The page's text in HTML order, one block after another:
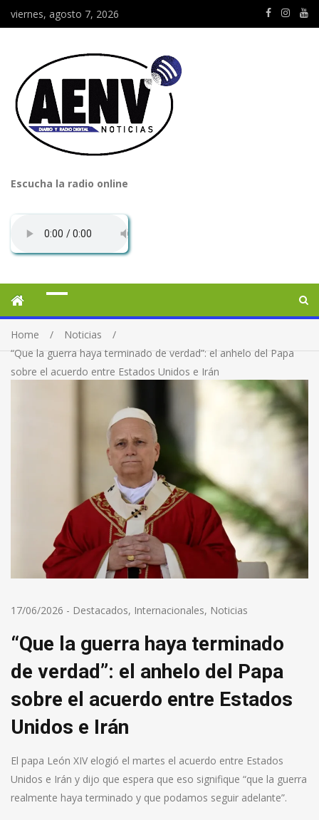
viernes, agosto 7, 2026
Escucha la radio online
Home
Noticias
“Que la guerra haya terminado de verdad”: el anhelo del Papa
sobre el acuerdo entre Estados Unidos e Irán
17/06/2026 - Destacados, Internacionales, Noticias
“Que la guerra haya terminado
de verdad”: el anhelo del Papa
sobre el acuerdo entre Estados
Unidos e Irán
El papa León XIV elogió el martes el acuerdo entre Estados
Unidos e Irán y dijo que espera que eso signifique “que la guerra
realmente haya terminado y que podamos seguir adelante”.